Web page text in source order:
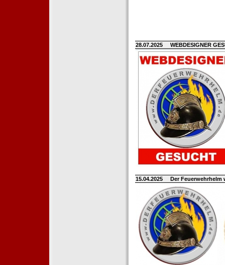
28.07.2025 WEBDESIGNER
15.04.2025 Der